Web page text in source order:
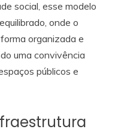
social, esse modelo
onde o
organizada e
uma convivência
públicos e